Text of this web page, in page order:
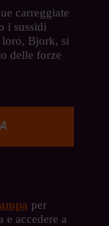
carreggiate
i sussidi
Bjork, si
delle forze
per
e accedere a